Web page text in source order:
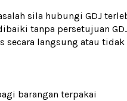
sila hubungi GDJ
tanpa persetujuan
secara langsung atau
barangan terpakai